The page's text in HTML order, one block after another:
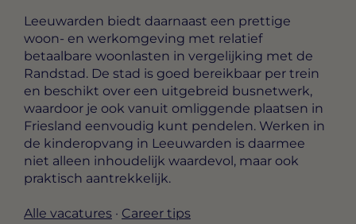
Leeuwarden biedt daarnaast een prettige
woon- en werkomgeving met relatief
betaalbare woonlasten in vergelijking met de
Randstad. De stad is goed bereikbaar per trein
en beschikt over een uitgebreid busnetwerk,
waardoor je ook vanuit omliggende plaatsen in
Friesland eenvoudig kunt pendelen. Werken in
de kinderopvang in Leeuwarden is daarmee
niet alleen inhoudelijk waardevol, maar ook
praktisch aantrekkelijk.
Alle vacatures · Career tips